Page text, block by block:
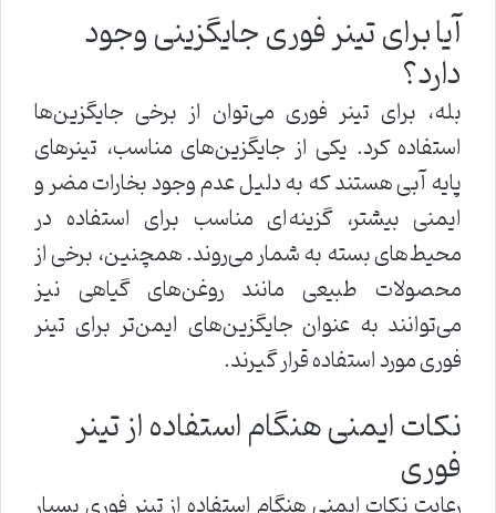
آیا برای تینر فوری جایگزینی وجود
دارد؟
بله، برای تینر فوری می‌توان از برخی جایگزین‌ها
استفاده کرد. یکی از جایگزین‌های مناسب، تینرهای
پایه آبی هستند که به دلیل عدم وجود بخارات مضر و
ایمنی بیشتر، گزینه‌ای مناسب برای استفاده در
محیط‌های بسته به شمار می‌روند. همچنین، برخی از
محصولات طبیعی مانند روغن‌های گیاهی نیز
می‌توانند به عنوان جایگزین‌های ایمن‌تر برای تینر
فوری مورد استفاده قرار گیرند.
نکات ایمنی هنگام استفاده از تینر
فوری